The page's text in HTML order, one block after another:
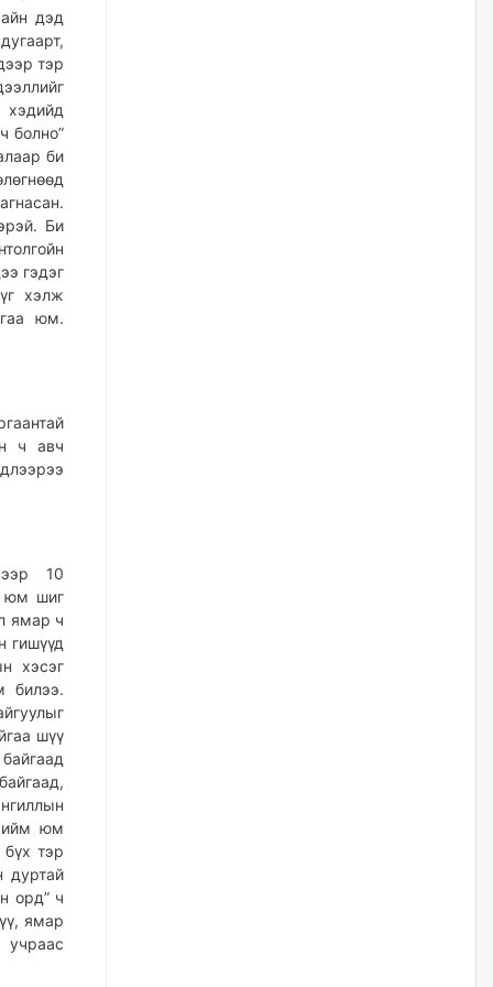
дэд
тэр
хэдийд
болно”
би
Би
гэдэг
хэлж
юм.
ч авч
10
юм шиг
ямар ч
гишүүд
хэсэг
билээ.
шүү
ийм юм
тэр
дуртай
орд” ч
ямар